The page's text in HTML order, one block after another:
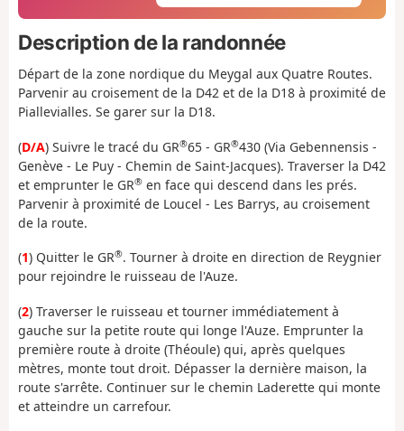
Description de la randonnée
Départ de la zone nordique du Meygal aux Quatre Routes.
Parvenir au croisement de la D42 et de la D18 à proximité de
Piallevialles. Se garer sur la D18.
(D/A) Suivre le tracé du GR®65 - GR®430 (Via Gebennensis -
Genève - Le Puy - Chemin de Saint-Jacques). Traverser la D42
et emprunter le GR® en face qui descend dans les prés.
Parvenir à proximité de Loucel - Les Barrys, au croisement
de la route.
(1) Quitter le GR®. Tourner à droite en direction de Reygnier
pour rejoindre le ruisseau de l'Auze.
(2) Traverser le ruisseau et tourner immédiatement à
gauche sur la petite route qui longe l'Auze. Emprunter la
première route à droite (Théoule) qui, après quelques
mètres, monte tout droit. Dépasser la dernière maison, la
route s'arrête. Continuer sur le chemin Laderette qui monte
et atteindre un carrefour.